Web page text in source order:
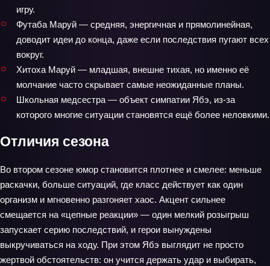
игру.
Футаба Маруй — средняя, энергичная и прямолинейная,
доводит идеи до конца, даже если последствия пугают всех
вокруг.
Хитоха Маруй — младшая, внешне тихая, но именно её
молчание часто скрывает самые неожиданные планы.
Школьная медсестра — объект симпатии Ябэ, из‑за
которого многие ситуации становятся ещё более неловкими.
Отличия сезона
Во втором сезоне юмор становится плотнее и смелее: меньше
раскачки, больше ситуаций, где класс действует как один
организм и мгновенно разгоняет хаос. Акцент сильнее
смещается на «цепные реакции» — один мелкий розыгрыш
запускает серию последствий, и герои вынуждены
выкручиваться на ходу. При этом Ябэ выглядит не просто
жертвой обстоятельств: он учится держать удар и выбирать,